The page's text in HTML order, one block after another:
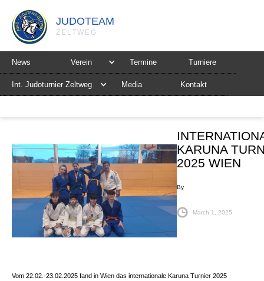
JUDOTEAM
ZELTWEG
News Verein Termine Turniere
Int. Judoturnier Zeltweg Media Kontakt
KARUNA
2025 WIEN
By
March 1, 2025
Vom 22.02.-23.02.2025 fand in Wien das internationale Karuna Turnier 2025